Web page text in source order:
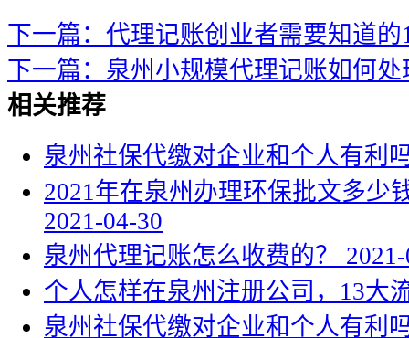
下一篇：代理记账创业者需要知道
下一篇：泉州小规模代理记账如何
相关推荐
泉州社保代缴对企业和个人有利
2021年在泉州办理环保批文多少
2021-04-30
泉州代理记账怎么收费的？
个人怎样在泉州注册公司，13大
泉州社保代缴对企业和个人有利